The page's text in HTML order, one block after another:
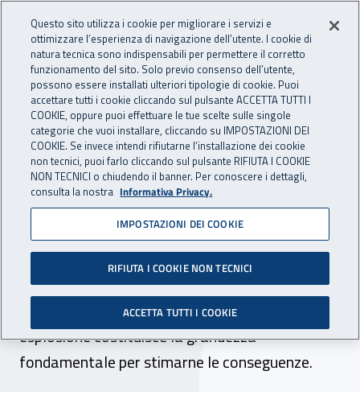
INAIL - Istituto Nazionale
PREVENZIONE
E SICUREZZA
Apri cerca
Navigazione principale
Navigazione - Ti trovi in:
Home Prevenzione E Sicurezza
Come fare per
Conoscere il rischio
Atmosfere esplosive
Valutazione della
sovrappressione di esplosione
Valutazione della
sovrappressione di
esplosione
Il valore massimo della sovrappressione di una
esplosione costituisce la grandezza
fondamentale per stimarne le conseguenze.
Questo sito utilizza i cookie per migliorare i servizi e
ottimizzare l’esperienza di navigazione dell’utente. I cookie di
natura tecnica sono indispensabili per permettere il corretto
funzionamento del sito. Solo previo consenso dell’utente,
possono essere installati ulteriori tipologie di cookie. Puoi
accettare tutti i cookie cliccando sul pulsante ACCETTA TUTTI I
COOKIE, oppure puoi effettuare le tue scelte sulle singole
categorie che vuoi installare, cliccando su IMPOSTAZIONI DEI
COOKIE. Se invece intendi rifiutarne l’installazione dei cookie
non tecnici, puoi farlo cliccando sul pulsante RIFIUTA I COOKIE
NON TECNICI o chiudendo il banner. Per conoscere i dettagli,
consulta la nostra Informativa Privacy.
IMPOSTAZIONI DEI COOKIE
RIFIUTA I COOKIE NON TECNICI
ACCETTA TUTTI I COOKIE